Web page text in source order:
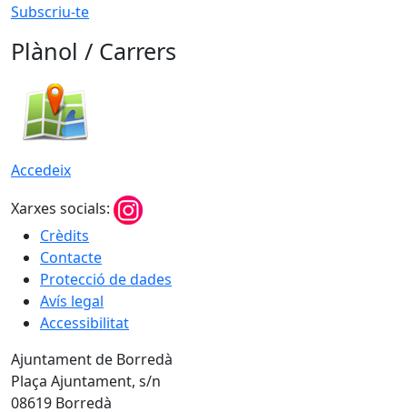
Subscriu-te
Plànol / Carrers
Accedeix
Xarxes socials:
Crèdits
Contacte
Protecció de dades
Avís legal
Accessibilitat
Ajuntament de Borredà
Plaça Ajuntament, s/n
08619 Borredà